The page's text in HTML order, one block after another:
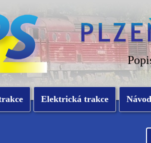
Elektrická trakce